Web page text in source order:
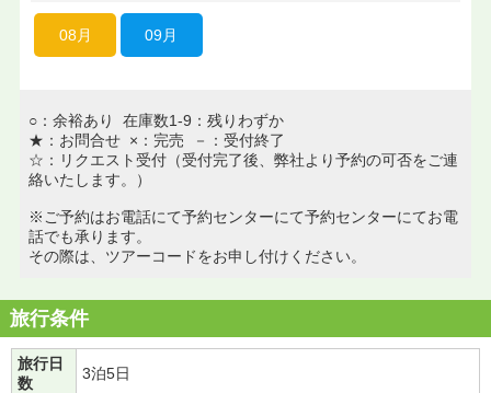
08月 09月
○：余裕あり 在庫数1-9：残りわずか
★：お問合せ ×：完売 －：受付終了
☆：リクエスト受付（受付完了後、弊社より予約の可否をご連
絡いたします。）
※ご予約はお電話にて予約センターにて予約センターにてお電
話でも承ります。
その際は、ツアーコードをお申し付けください。
旅行条件
旅行日
数
3泊5日